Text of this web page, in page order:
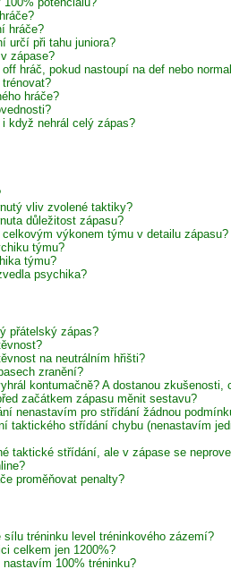
hráče?
určí při tahu juniora?
zápase?
hráč, pokud nastoupí na def nebo
hráče?
když nehrál celý zápas?
vliv zvolené taktiky?
důležitost zápasu?
výkonem týmu v detailu zápasu?
týmu?
týmu?
psychika?
přátelský zápas?
na neutrálním hřišti?
zranění?
kontumačně? A dostanou zkušenosti,
začátkem zápasu měnit sestavu?
nenastavím pro střídání žádnou
taktického střídání chybu (nenastavím
taktické střídání, ale v zápase se
proměňovat penalty?
tréninku level tréninkového zázemí?
celkem jen 1200%?
100% tréninku?